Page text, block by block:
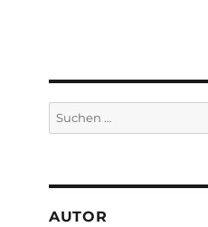
Suchen
nach:
AUTOR